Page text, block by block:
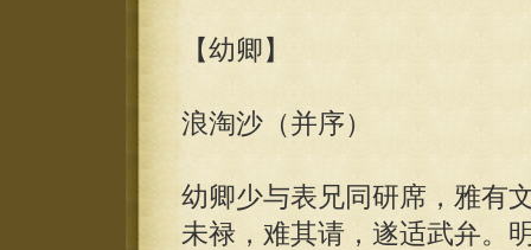
【幼卿】
浪淘沙（并序）
幼卿少与表兄同研席，雅有
未禄，难其请，遂适武弁。